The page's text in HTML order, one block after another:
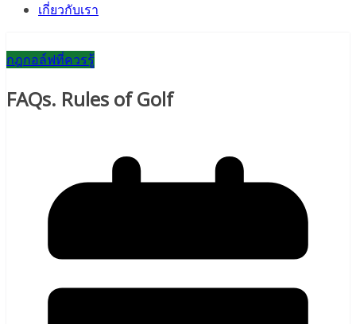
เกี่ยวกับเรา
กฎกอล์ฟที่ควรรู้
FAQs. Rules of Golf